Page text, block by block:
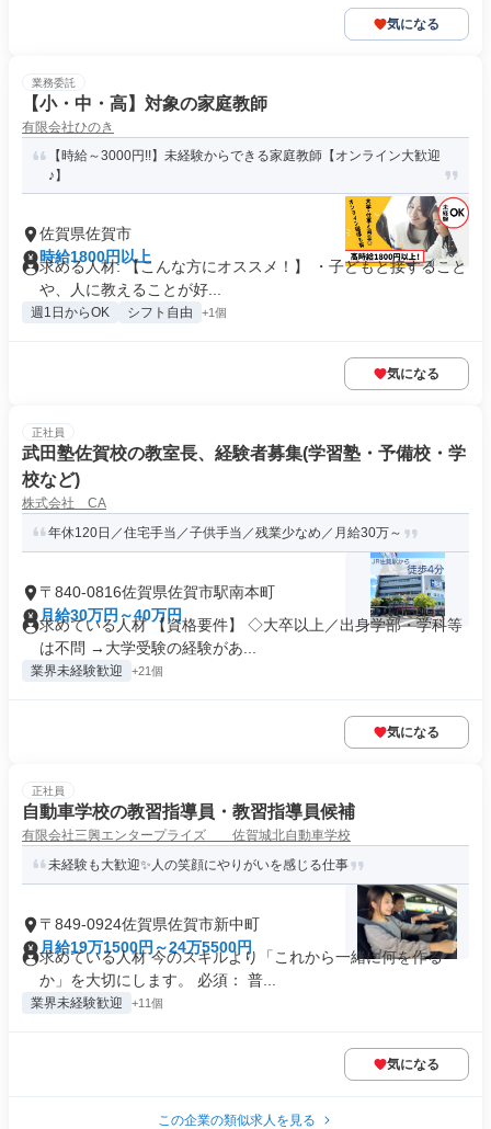
気になる
業務委託
【小・中・高】対象の家庭教師
有限会社ひのき
【時給～3000円!!】未経験からできる家庭教師【オンライン大歓迎
♪】
佐賀県佐賀市
時給1800円以上
求める人材: 【こんな方にオススメ！】 ・子どもと接すること
や、人に教えることが好...
週1日からOK シフト自由 +1個
気になる
正社員
武田塾佐賀校の教室長、経験者募集(学習塾・予備校・学
校など)
株式会社 CA
年休120日／住宅手当／子供手当／残業少なめ／月給30万～
〒840-0816佐賀県佐賀市駅南本町
月給30万円～40万円
求めている人材 【資格要件】 ◇大卒以上／出身学部・学科等
は不問 →大学受験の経験があ...
業界未経験歓迎 +21個
気になる
正社員
自動車学校の教習指導員・教習指導員候補
有限会社三興エンタープライズ 佐賀城北自動車学校
未経験も大歓迎✨人の笑顔にやりがいを感じる仕事
〒849-0924佐賀県佐賀市新中町
月給19万1500円～24万5500円
求めている人材 今のスキルより「これから一緒に何を作る
か」を大切にします。 必須： 普...
業界未経験歓迎 +11個
気になる
この企業の類似求人を見る